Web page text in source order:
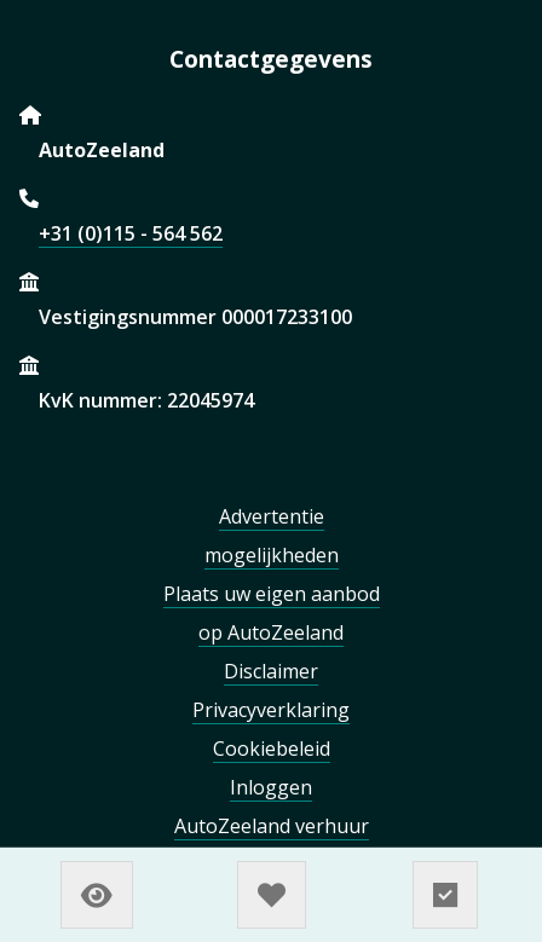
Contactgegevens
AutoZeeland
+31 (0)115 - 564 562
Vestigingsnummer 000017233100
KvK nummer: 22045974
Advertentie
mogelijkheden
Plaats uw eigen aanbod
op AutoZeeland
Disclaimer
Privacyverklaring
Cookiebeleid
Inloggen
AutoZeeland verhuur
Win €750 cashback bij
jouw volgende auto